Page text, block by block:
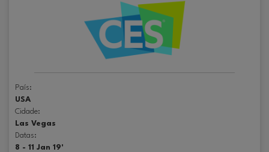
País:
USA
Cidade:
Las Vegas
Datas:
8 - 11 Jan 19'